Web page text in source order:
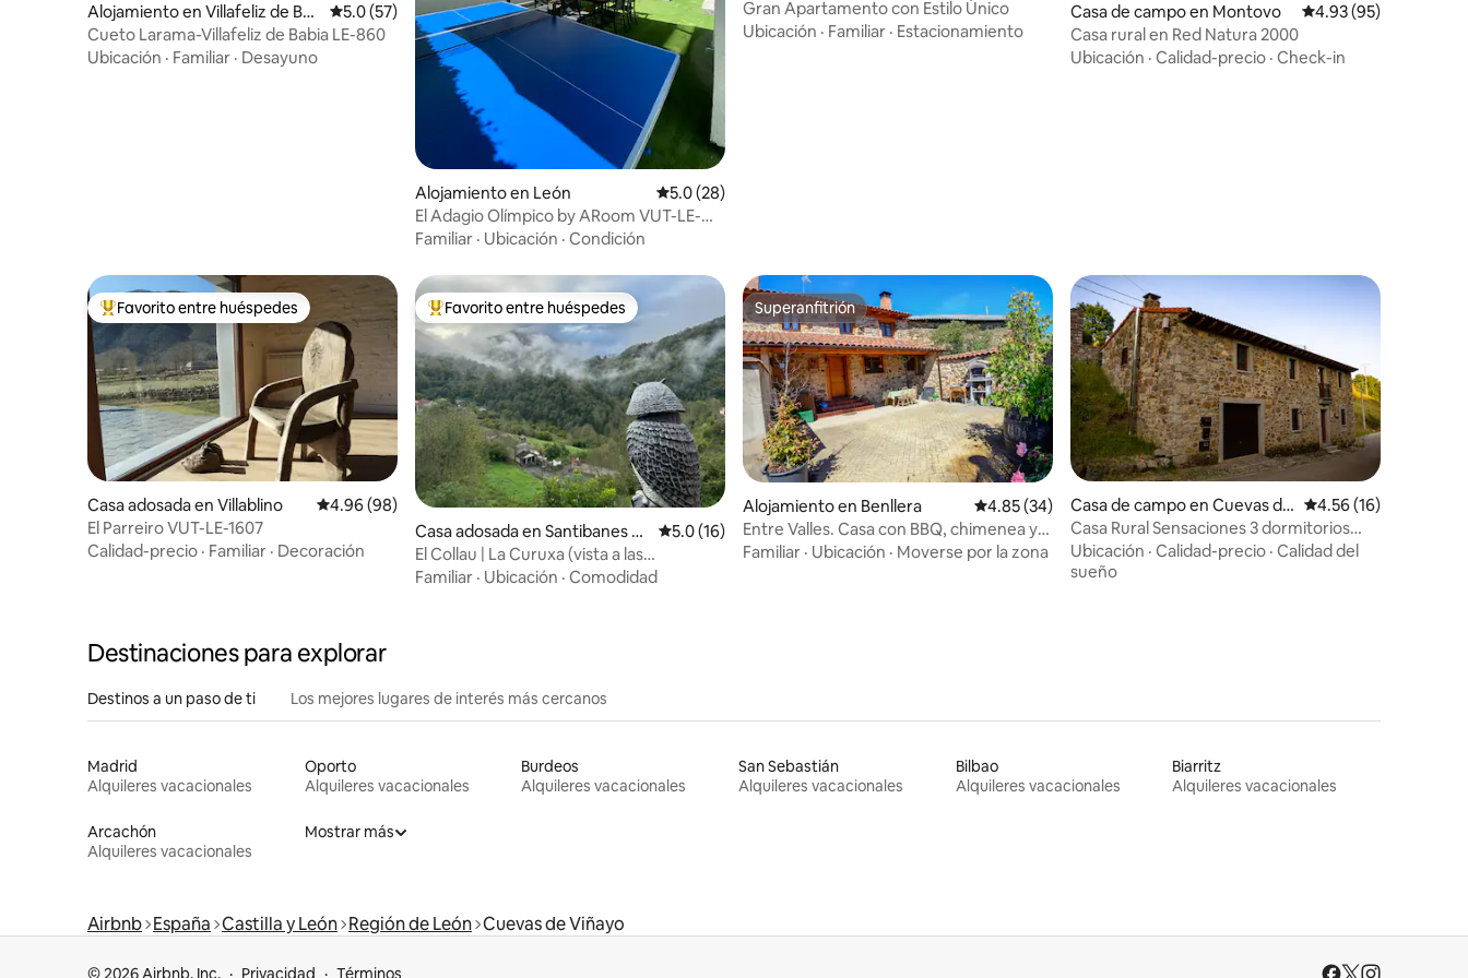
Alojamiento en Villafeliz de Bab
ia
Calificación promedio: 5.0 de 5, 57 reseñas
5.0 (57)
Cueto Larama-Villafeliz de Babia LE-860
Ubicación · Familiar · Desayuno
Alojamiento en León Calificación promedio: 5.0 de 5, 28 reseñas
5.0 (28)
El Adagio Olímpico by ARoom VUT-LE-
1361
Familiar · Ubicación · Condición
Gran Apartamento con Estilo Único
Ubicación · Familiar · Estacionamiento
Casa de campo en Montovo Calificación
4.93 (95)
Casa rural en Red Natura 2000
Ubicación · Calidad-precio · Check-in
Favorito entre huéspedes preferido
Favorito entre huéspedes
Casa adosada en Villablino Calificación promedio: 4.96 de 5, 98 reseñas
4.96 (98)
El Parreiro VUT-LE-1607
Calidad-precio · Familiar · Decoración
Favorito entre huéspedes preferido
Favorito entre huéspedes
Casa adosada en Santibanes D
e Murias
Calificación promedio: 5.0 de 5, 16 reseñas
5.0 (16)
El Collau | La Curuxa (vista a las
montañas)
Familiar · Ubicación · Comodidad
Superanfitrión
Superanfitrión
Alojamiento en Benllera Calificación promedio: 4.85 de 5, 34 reseñas
4.85 (34)
Entre Valles. Casa con BBQ, chimenea y
hidromasaje
Familiar · Ubicación · Moverse por la zona
Casa de campo en Cuevas de
Vinayo
Calificación
4.56 (16)
Casa Rural Sensaciones 3 dormitorios
con jardin
Ubicación · Calidad-precio · Calidad del
sueño
Destinaciones para explorar
Destinos a un paso de ti Los mejores lugares de interés más cercanos
Madrid
Alquileres vacacionales
Oporto
Alquileres vacacionales
Burdeos
Alquileres vacacionales
San Sebastián
Alquileres vacacionales
Bilbao
Alquileres vacacionales
Biarritz
Alquileres vacacionales
Arcachón
Alquileres vacacionales
Mostrar más
Airbnb España Castilla y León Región de León Cuevas de Viñayo
© 2026 Airbnb, Inc. Privacidad Términos